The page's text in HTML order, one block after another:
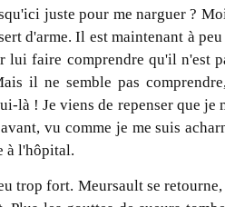
juste pour me narguer ?
d'arme. Il est maintenant à
lui faire comprendre qu'il n'est
il ne semble pas
là ! Je viens de repenser que je
vu comme je me suis
à l'hôpital.
fort. Meursault se retourne,